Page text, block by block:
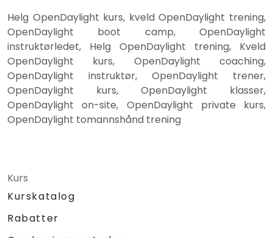
Helg OpenDaylight kurs, kveld OpenDaylight trening,
OpenDaylight boot camp, OpenDaylight
instruktørledet, Helg OpenDaylight trening, Kveld
OpenDaylight kurs, OpenDaylight coaching,
OpenDaylight instruktør, OpenDaylight trener,
OpenDaylight kurs, OpenDaylight klasser,
OpenDaylight on-site, OpenDaylight private kurs,
OpenDaylight tomannshånd trening
Kurs
Kurskatalog
Rabatter